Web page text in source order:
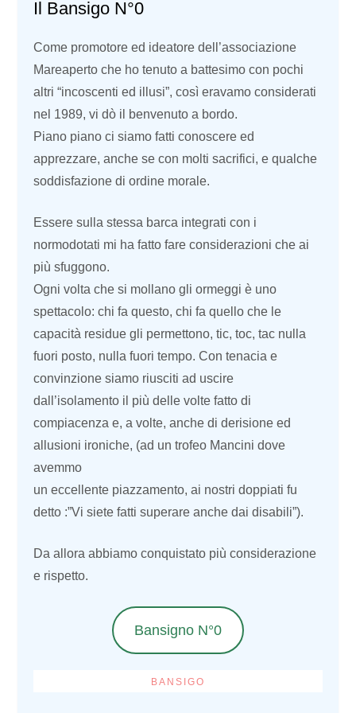
Il Bansigo N°0
Come promotore ed ideatore dell’associazione
Mareaperto che ho tenuto a battesimo con pochi
altri “incoscenti ed illusi”, così eravamo considerati
nel 1989, vi dò il benvenuto a bordo.
Piano piano ci siamo fatti conoscere ed
apprezzare, anche se con molti sacrifici, e qualche
soddisfazione di ordine morale.
Essere sulla stessa barca integrati con i
normodotati mi ha fatto fare considerazioni che ai
più sfuggono.
Ogni volta che si mollano gli ormeggi è uno
spettacolo: chi fa questo, chi fa quello che le
capacità residue gli permettono, tic, toc, tac nulla
fuori posto, nulla fuori tempo. Con tenacia e
convinzione siamo riusciti ad uscire
dall’isolamento il più delle volte fatto di
compiacenza e, a volte, anche di derisione ed
allusioni ironiche, (ad un trofeo Mancini dove
avemmo
un eccellente piazzamento, ai nostri doppiati fu
detto :”Vi siete fatti superare anche dai disabili”).
Da allora abbiamo conquistato più considerazione
e rispetto.
Bansigno N°0
BANSIGO